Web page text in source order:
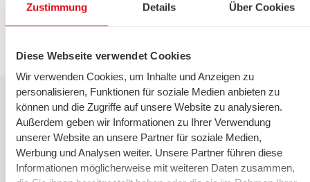
Zustimmung Details Über Cookies
Diese Webseite verwendet Cookies
Wir verwenden Cookies, um Inhalte und Anzeigen zu
personalisieren, Funktionen für soziale Medien anbieten zu
können und die Zugriffe auf unsere Website zu analysieren.
Außerdem geben wir Informationen zu Ihrer Verwendung
unserer Website an unsere Partner für soziale Medien,
Werbung und Analysen weiter. Unsere Partner führen diese
Informationen möglicherweise mit weiteren Daten zusammen,
Vorteile
Durch Abwasserwärmerückgewinnung kann ein
signifikanter Anteil an Energie zurückgewonnen